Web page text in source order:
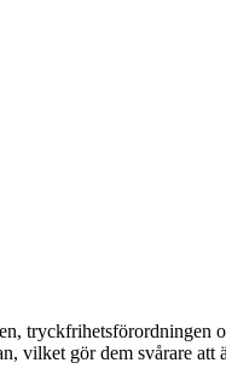
tryckfrihetsförordningen
vilket gör dem svårare att